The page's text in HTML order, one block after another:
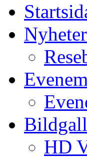
Nyheter
HD